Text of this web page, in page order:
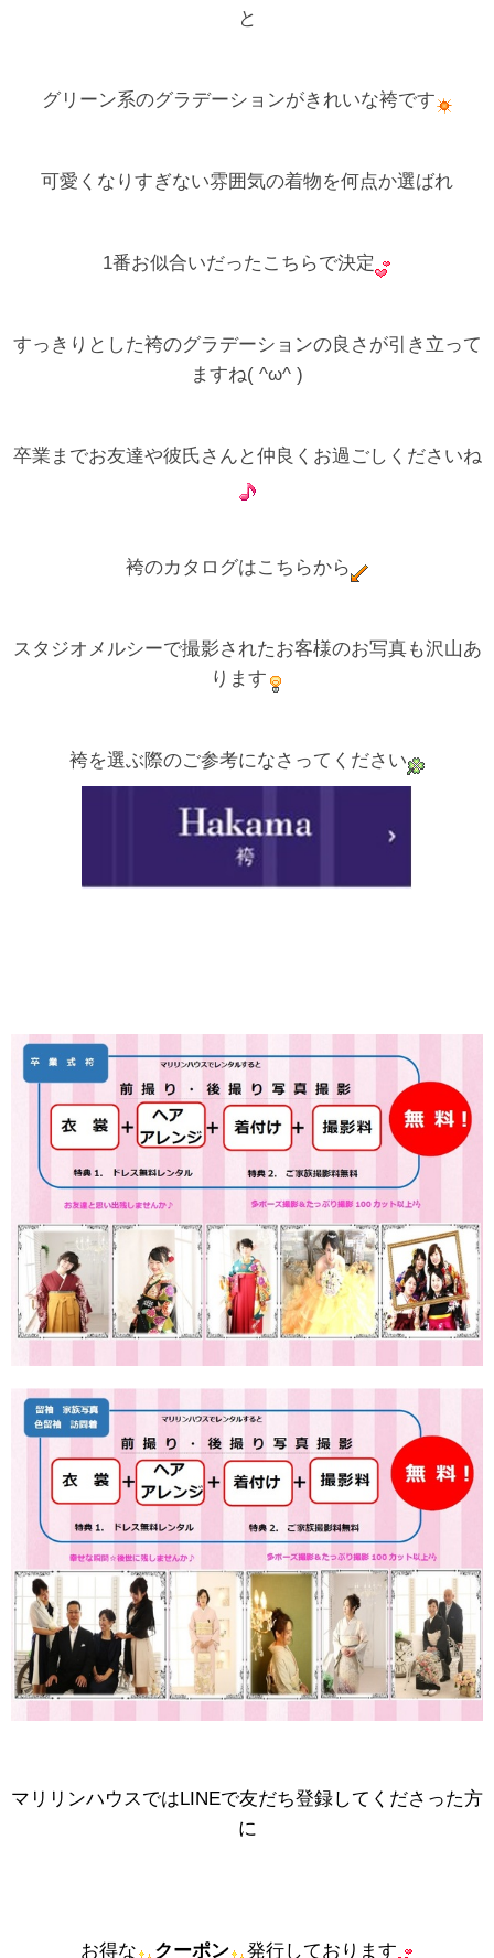
と
グリーン系のグラデーションがきれいな袴です
可愛くなりすぎない雰囲気の着物を何点か選ばれ
1番お似合いだったこちらで決定
すっきりとした袴のグラデーションの良さが引き立って
ますね( ^ω^ )
卒業までお友達や彼氏さんと仲良くお過ごしくださいね
袴のカタログはこちらから
スタジオメルシーで撮影されたお客様のお写真も沢山あ
ります
袴を選ぶ際のご参考になさってください
マリリンハウスではLINEで友だち登録してくださった方
に
お得な クーポン 発行しております